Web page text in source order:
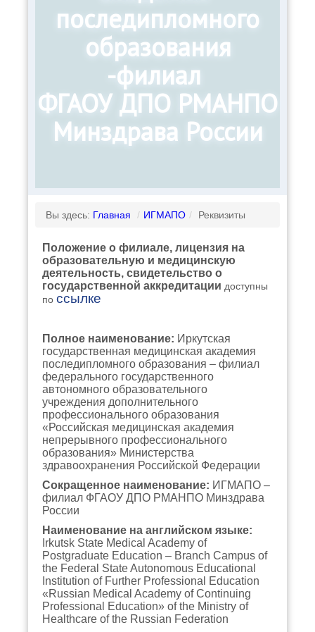
последипломного
образования
-филиал
ФГАОУ ДПО РМАНПО
Минздрава России
Вы здесь: Главная / ИГМАПО / Реквизиты
Положение о филиале, лицензия на
образовательную и медицинскую
деятельность, свидетельство о
государственной аккредитации доступны
по ссылке
Полное наименование: Иркутская
государственная медицинская академия
последипломного образования – филиал
федерального государственного
автономного образовательного
учреждения дополнительного
профессионального образования
«Российская медицинская академия
непрерывного профессионального
образования» Министерства
здравоохранения Российской Федерации
Сокращенное наименование: ИГМАПО –
филиал ФГАОУ ДПО РМАНПО Минздрава
России
Наименование на английском языке:
Irkutsk State Medical Academy of
Postgraduate Education – Branch Campus of
the Federal State Autonomous Educational
Institution of Further Professional Education
«Russian Medical Academy of Continuing
Professional Education» of the Ministry of
Healthcare of the Russian Federation